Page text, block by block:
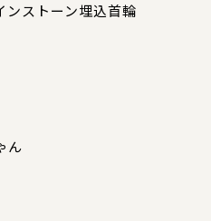
ンストーン埋込首輪
ん